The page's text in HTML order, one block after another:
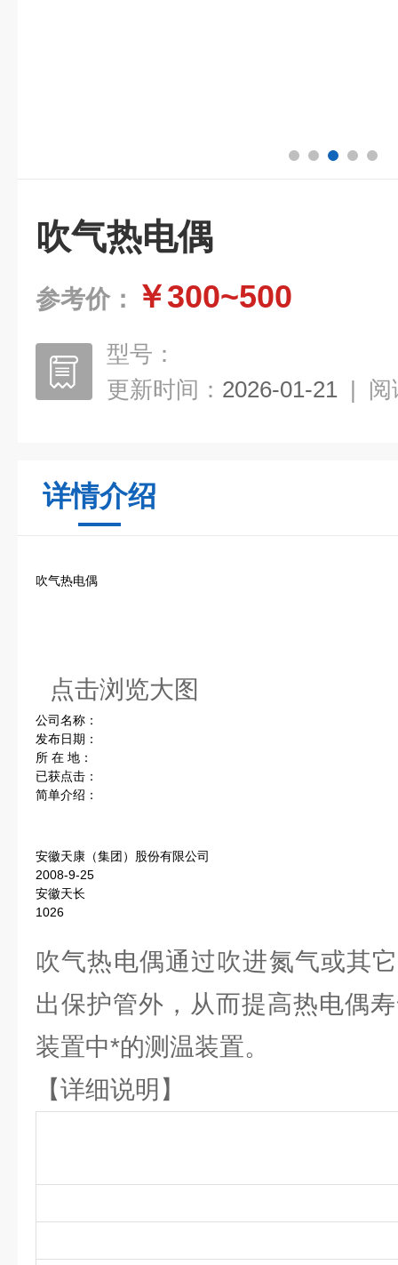
吹气热电偶
参考价： ￥300~500
型号：
更新时间： 2026-01-21 | 阅
详情介绍
吹气热电偶
点击浏览大图
公司名称：
发布日期：
所 在 地：
已获点击：
简单介绍：
安徽天康（集团）股份有限公司
2008-9-25
安徽天长
1026
吹气热电偶通过吹进氮气或其
出保护管外，从而提高热电偶
装置中*的测温装置。
【详细说明】